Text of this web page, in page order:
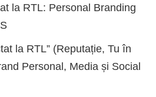
la RTL: Personal Branding
la RTL” (Reputație, Tu în
Personal, Media și Social